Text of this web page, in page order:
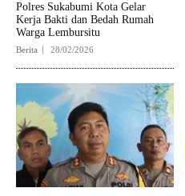
Polres Sukabumi Kota Gelar
Kerja Bakti dan Bedah Rumah
Warga Lembursitu
Berita 28/02/2026